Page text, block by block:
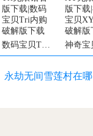
数码宝贝Tri变态版
永劫无间雪莲村在